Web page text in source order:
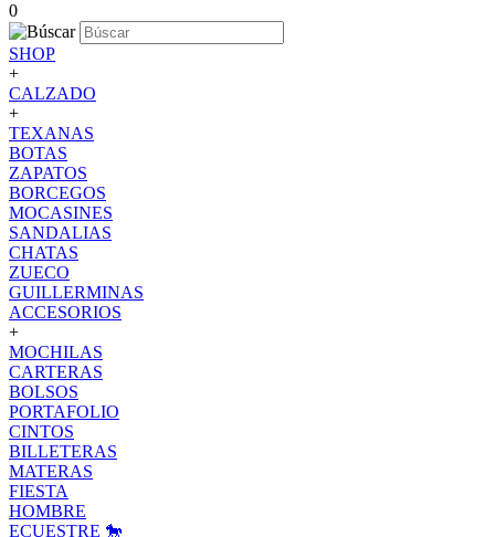
0
SHOP
+
CALZADO
+
TEXANAS
BOTAS
ZAPATOS
BORCEGOS
MOCASINES
SANDALIAS
CHATAS
ZUECO
GUILLERMINAS
ACCESORIOS
+
MOCHILAS
CARTERAS
BOLSOS
PORTAFOLIO
CINTOS
BILLETERAS
MATERAS
FIESTA
HOMBRE
ECUESTRE 🐎